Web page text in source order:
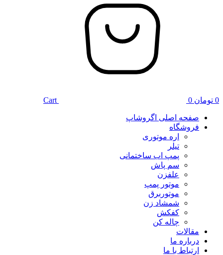
0 تومان 0
Cart
صفحه اصلی اگروشاپ
فروشگاه
اره موتوری
تیلر
پمپ اب ساختمانی
سم پاش
علفزن
موتور پمپ
موتوربرق
شمشاد زن
کفکش
چاله کن
مقالات
درباره ما
ارتباط با ما